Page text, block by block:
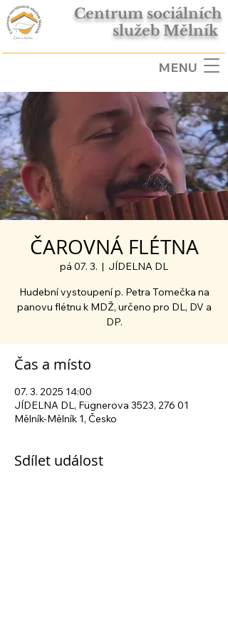
Centrum sociálních
služeb Mělník
MENU
ČAROVNÁ FLÉTNA
pá 07. 3.
  |
JÍDELNA DL
Hudební vystoupení p. Petra Tomečka na
panovu flétnu k MDŽ, určeno pro DL, DV a
DP.
Čas a místo
07. 3. 2025 14:00
JÍDELNA DL, Fügnerova 3523, 276 01
Mělník-Mělník 1, Česko
Sdílet událost